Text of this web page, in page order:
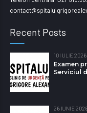
Recent Posts
10 IULIE 2026
Examen
Serviciul
26 IUNIE